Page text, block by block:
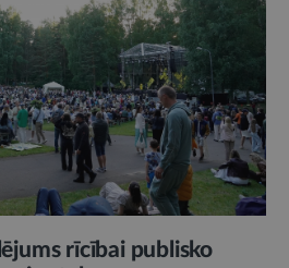
rīcībai publisko